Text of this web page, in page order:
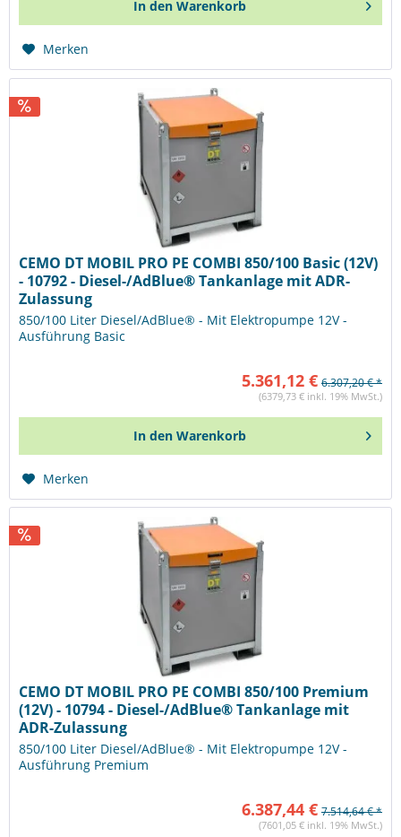
In den Warenkorb
Merken
CEMO DT MOBIL PRO PE COMBI 850/100 Basic (12V)
- 10792 - Diesel-/AdBlue® Tankanlage mit ADR-
Zulassung
850/100 Liter Diesel/AdBlue® - Mit Elektropumpe 12V -
Ausführung Basic
5.361,12 € 6.307,20 € *
(6379,73 € inkl. 19% MwSt.)
In den Warenkorb
Merken
CEMO DT MOBIL PRO PE COMBI 850/100 Premium
(12V) - 10794 - Diesel-/AdBlue® Tankanlage mit
ADR-Zulassung
850/100 Liter Diesel/AdBlue® - Mit Elektropumpe 12V -
Ausführung Premium
6.387,44 € 7.514,64 € *
(7601,05 € inkl. 19% MwSt.)